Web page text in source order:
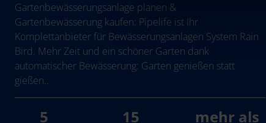
Gartenbewässerungsanlage planen &
Gartenbewässerung kaufen: Pipelife ist Ihr
Komplettanbieter für Bewässerungsanlagen System Rain
Bird. Mehr Zeit und ein schöner Garten dank
automatischer Bewässerung: Garten genießen statt
gießen..
5 15
mehr als